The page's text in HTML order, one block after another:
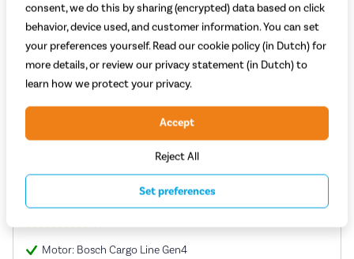
Carqon Cruise Enviolo Naafversnelling 2025 - 400 Wh
Motor: Bosch Cargo Line Gen4
consent, we do this by sharing (encrypted) data based on click
behavior, device used, and customer information. You can set
your preferences yourself. Read our cookie policy (in Dutch) for
more details, or review our privacy statement (in Dutch) to
learn how we protect your privacy.
Reject All
Accept
Set preferences